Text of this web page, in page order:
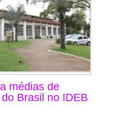
médias de
Brasil no IDEB